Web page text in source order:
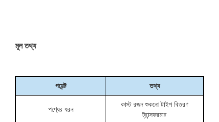
মূল তথ্য
পয়েন্ট তথ্য
পণ্যের ধরন
কাস্ট রজন শুকনো টাইপ বিতরণ
ট্রান্সফরমার